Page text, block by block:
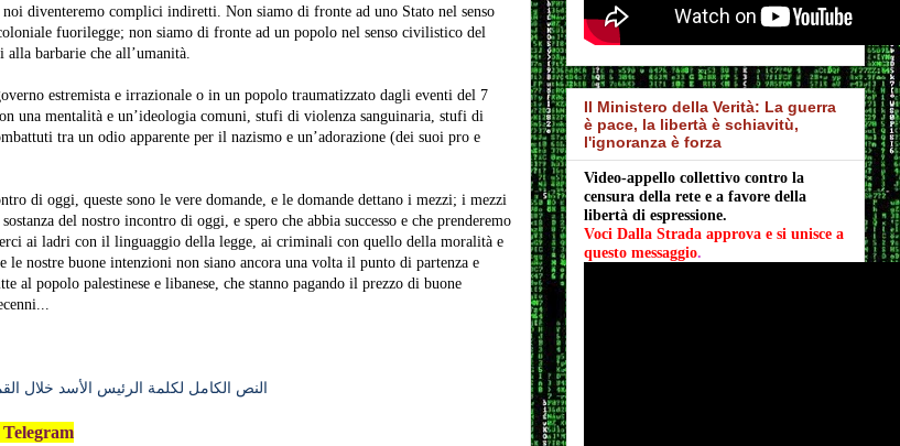
diventeremo complici indiretti. Non siamo di fronte ad uno Stato nel senso
fuorilegge; non siamo di fronte ad un popolo nel senso civilistico del
barbarie che all’umanità.
estremista e irrazionale o in un popolo traumatizzato dagli eventi del 7
una mentalità e un’ideologia comuni, stufi di violenza sanguinaria, stufi di
tra un odio apparente per il nazismo e un’adorazione (dei suoi pro e
di oggi, queste sono le vere domande, e le domande dettano i mezzi; i mezzi
del nostro incontro di oggi, e spero che abbia successo e che prenderemo
ai ladri con il linguaggio della legge, ai criminali con quello della moralità e
nostre buone intenzioni non siano ancora una volta il punto di partenza e
al popolo palestinese e libanese, che stanno pagando il prezzo di buone
النص الكامل لكلمة الرئيس الأسد خلال
Telegram
Il Ministero della Verità: La guerra
è pace, la libertà è schiavitù,
l'ignoranza è forza
Video-appello collettivo contro la
censura della rete e a favore della
libertà di espressione.
Voci Dalla Strada approva e si unisce a
questo messaggio.